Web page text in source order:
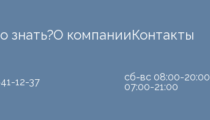
знать?О компанииКонтакты
12-37
сб-вс 08:00-20:00
07:00-21:00